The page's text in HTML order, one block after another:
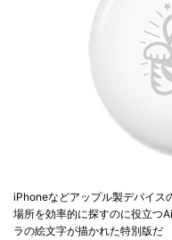
iPhoneなどアップル製デバイス
場所を効率的に探すのに役立つ
ラの絵文字が描かれた特別版だ